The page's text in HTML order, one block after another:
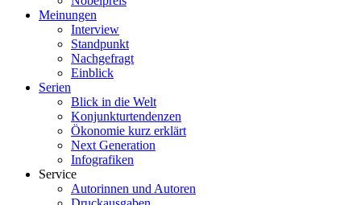
Meinungen
Interview
Standpunkt
Nachgefragt
Einblick
Serien
Blick in die Welt
Konjunkturtendenzen
Ökonomie kurz erklärt
Next Generation
Infografiken
Service
Autorinnen und Autoren